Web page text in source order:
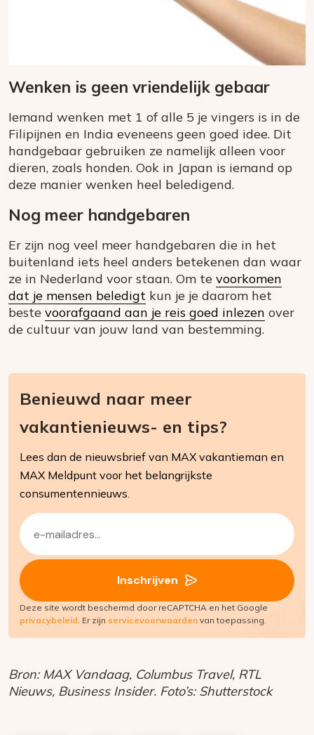
Wenken is geen vriendelijk gebaar
Iemand wenken met 1 of alle 5 je vingers is in de
Filipijnen en India eveneens geen goed idee. Dit
handgebaar gebruiken ze namelijk alleen voor
dieren, zoals honden. Ook in Japan is iemand op
deze manier wenken heel beledigend.
Nog meer handgebaren
Er zijn nog veel meer handgebaren die in het
buitenland iets heel anders betekenen dan waar
ze in Nederland voor staan. Om te voorkomen
dat je mensen beledigt kun je je daarom het
beste voorafgaand aan je reis goed inlezen over
de cultuur van jouw land van bestemming.
Benieuwd naar meer
vakantienieuws- en tips?
Lees dan de nieuwsbrief van MAX vakantieman en
MAX Meldpunt voor het belangrijkste
consumentennieuws.
E-
mailadres
(Vereist)
Inschrijven
Deze site wordt beschermd door reCAPTCHA en het Google
privacybeleid. Er zijn servicevoorwaarden van toepassing.
Bron: MAX Vandaag, Columbus Travel, RTL
Nieuws, Business Insider. Foto’s: Shutterstock